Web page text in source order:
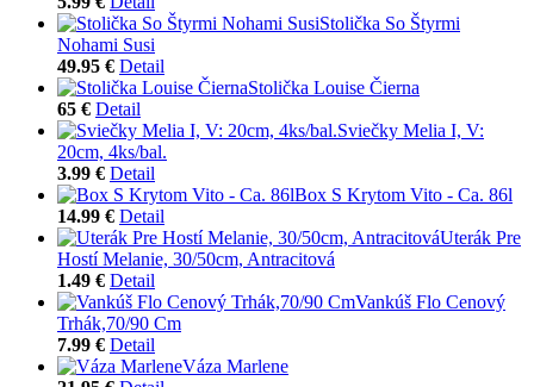
Stolička So Štyrmi
Nohami Susi
49.95 € Detail
Stolička Louise Čierna
65 € Detail
Sviečky Melia I, V:
20cm, 4ks/bal.
3.99 € Detail
Box S Krytom Vito - Ca. 86l
14.99 € Detail
Uterák Pre
Hostí Melanie, 30/50cm, Antracitová
1.49 € Detail
Vankúš Flo Cenový
Trhák,70/90 Cm
7.99 € Detail
Váza Marlene